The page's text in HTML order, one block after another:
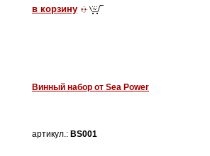
в корзину
Винный набор от Sea Power
артикул.: BS001